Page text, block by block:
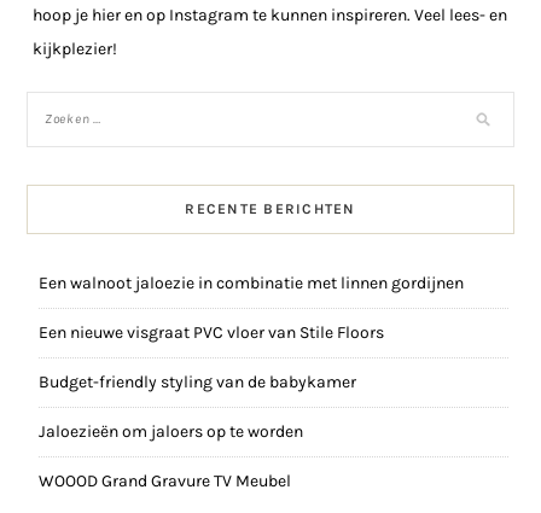
hoop je hier en op Instagram te kunnen inspireren. Veel lees- en
kijkplezier!
RECENTE BERICHTEN
Een walnoot jaloezie in combinatie met linnen gordijnen
Een nieuwe visgraat PVC vloer van Stile Floors
Budget-friendly styling van de babykamer
Jaloezieën om jaloers op te worden
WOOOD Grand Gravure TV Meubel